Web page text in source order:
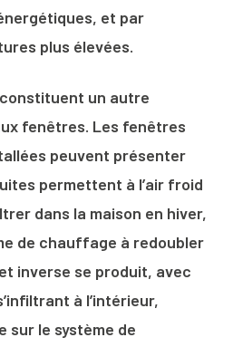
et par
plus élevées.
un autre
fenêtres. Les fenêtres
peuvent présenter
permettent à l’air froid
dans la maison en hiver,
de chauffage à redoubler
inverse se produit, avec
à l’intérieur,
sur le système de